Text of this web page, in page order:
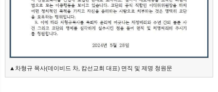
▲차형규 목사(데이비드 차, 캄선교회 대표) 면직 및 제명 청원문